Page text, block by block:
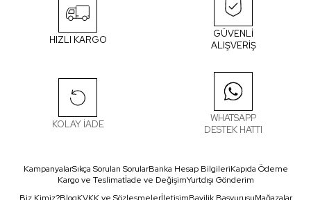
HIZLI KARGO
GÜVENLİ
ALIŞVERİŞ
KOLAY İADE
WHATSAPP
DESTEK HATTI
KampanyalarSıkça Sorulan SorularBanka Hesap BilgileriKapıda Ödeme
Kargo ve Teslimatİade ve DeğişimYurtdışı Gönderim